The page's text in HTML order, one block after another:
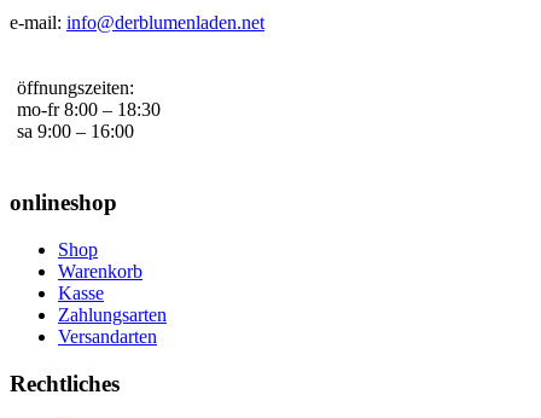
e-mail: info@derblumenladen.net
öffnungszeiten:
mo-fr 8:00 – 18:30
sa 9:00 – 16:00
onlineshop
Shop
Warenkorb
Kasse
Zahlungsarten
Versandarten
Rechtliches